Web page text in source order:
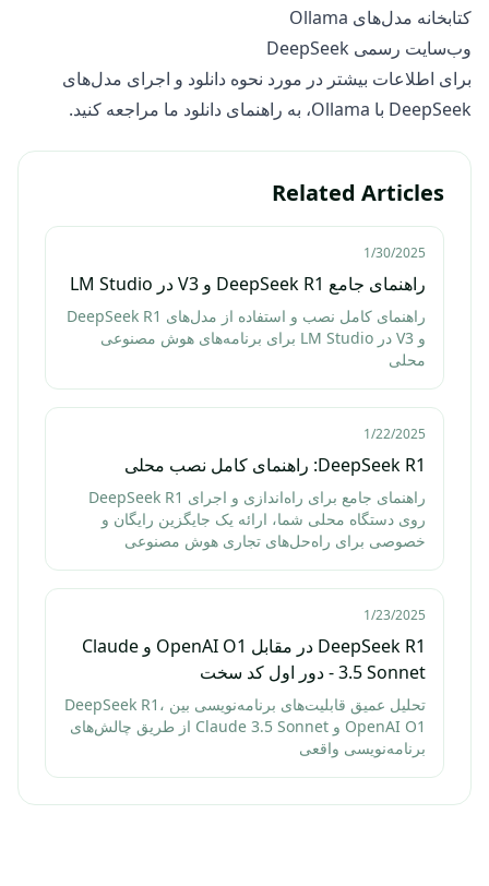
کتابخانه مدل‌های Ollama
وب‌سایت رسمی DeepSeek
برای اطلاعات بیشتر در مورد نحوه دانلود و اجرای مدل‌های
DeepSeek با Ollama، به
راهنمای دانلود ما مراجعه کنید.
Related Articles
1/30/2025
راهنمای جامع DeepSeek R1 و V3 در LM Studio
راهنمای کامل نصب و استفاده از مدل‌های DeepSeek R1
و V3 در LM Studio برای برنامه‌های هوش مصنوعی
محلی
1/22/2025
DeepSeek R1: راهنمای کامل نصب محلی
راهنمای جامع برای راه‌اندازی و اجرای DeepSeek R1
روی دستگاه محلی شما، ارائه یک جایگزین رایگان و
خصوصی برای راه‌حل‌های تجاری هوش مصنوعی
1/23/2025
DeepSeek R1 در مقابل OpenAI O1 و Claude
3.5 Sonnet - دور اول کد سخت
تحلیل عمیق قابلیت‌های برنامه‌نویسی بین DeepSeek R1،
OpenAI O1 و Claude 3.5 Sonnet از طریق چالش‌های
برنامه‌نویسی واقعی